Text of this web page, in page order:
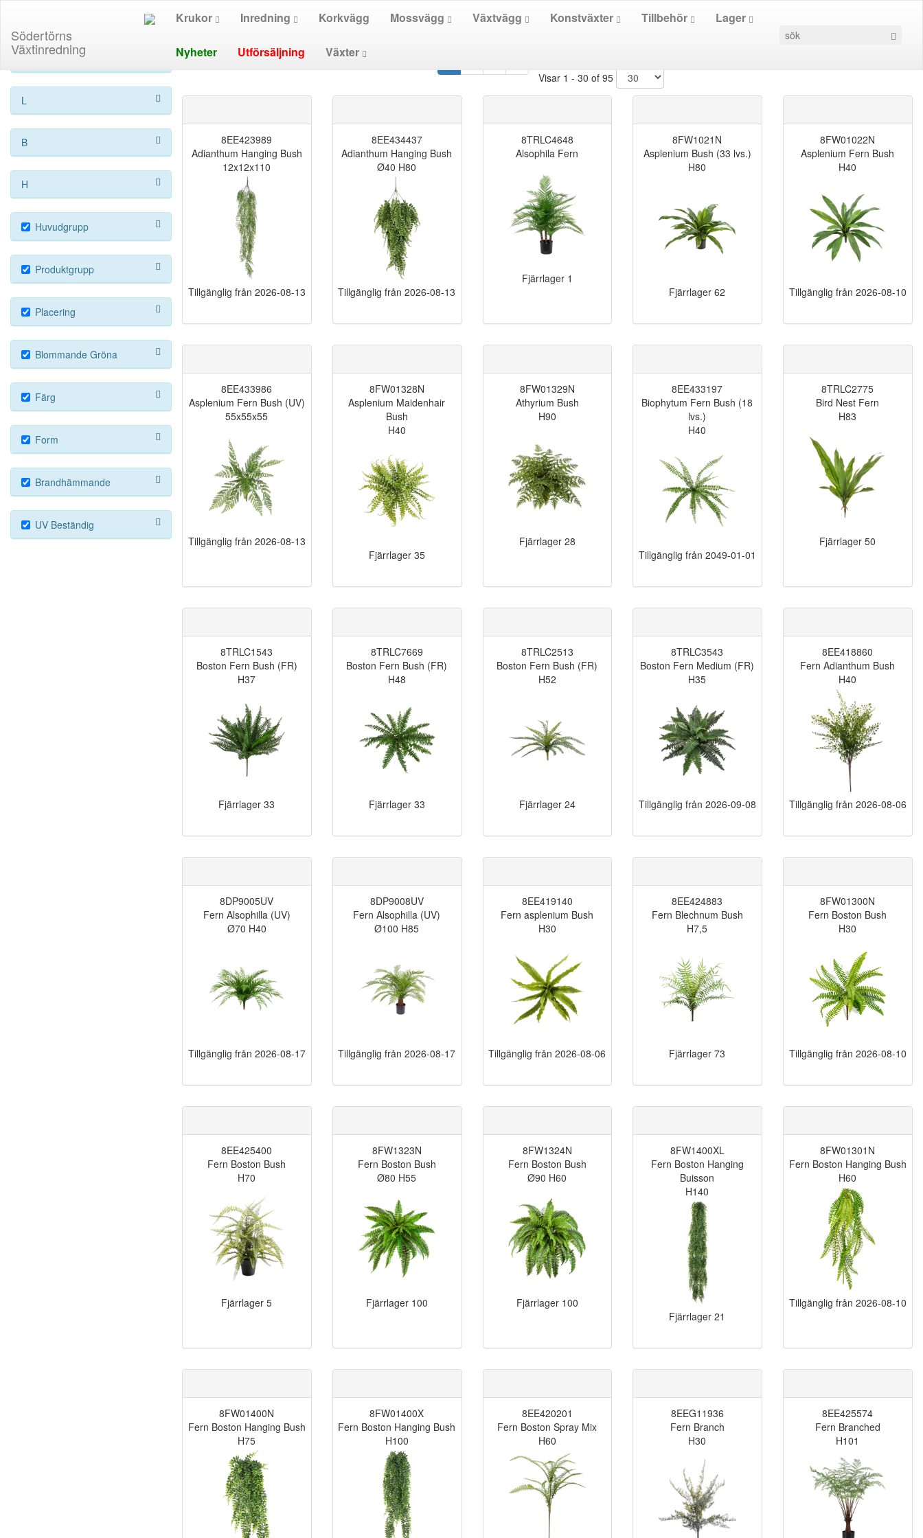
Södertörns
Växtinredning
Krukor Inredning Korkvägg Mossvägg Växtvägg Konstväxter Tillbehör Lager
Nyheter Utförsäljning Växter
Ø
L
B
H
Huvudgrupp
Produktgrupp
Placering
Blommande Gröna
Färg
Form
Brandhämmande
UV Beständig
Visar 1 - 30 of 95
8EE423989
Adianthum Hanging Bush
12x12x110
Tillgänglig från 2026-08-13
8EE434437
Adianthum Hanging Bush
Ø40 H80
Tillgänglig från 2026-08-13
8TRLC4648
Alsophila Fern
Fjärrlager 1
8FW1021N
Asplenium Bush (33 lvs.)
H80
Fjärrlager 62
8FW01022N
Asplenium Fern Bush
H40
Tillgänglig från 2026-08-10
8EE433986
Asplenium Fern Bush (UV)
55x55x55
Tillgänglig från 2026-08-13
8FW01328N
Asplenium Maidenhair
Bush
H40
Fjärrlager 35
8FW01329N
Athyrium Bush
H90
Fjärrlager 28
8EE433197
Biophytum Fern Bush (18
lvs.)
H40
Tillgänglig från 2049-01-01
8TRLC2775
Bird Nest Fern
H83
Fjärrlager 50
8TRLC1543
Boston Fern Bush (FR)
H37
Fjärrlager 33
8TRLC7669
Boston Fern Bush (FR)
H48
Fjärrlager 33
8TRLC2513
Boston Fern Bush (FR)
H52
Fjärrlager 24
8TRLC3543
Boston Fern Medium (FR)
H35
Tillgänglig från 2026-09-08
8EE418860
Fern Adianthum Bush
H40
Tillgänglig från 2026-08-06
8DP9005UV
Fern Alsophilla (UV)
Ø70 H40
Tillgänglig från 2026-08-17
8DP9008UV
Fern Alsophilla (UV)
Ø100 H85
Tillgänglig från 2026-08-17
8EE419140
Fern asplenium Bush
H30
Tillgänglig från 2026-08-06
8EE424883
Fern Blechnum Bush
H7,5
Fjärrlager 73
8FW01300N
Fern Boston Bush
H30
Tillgänglig från 2026-08-10
8EE425400
Fern Boston Bush
H70
Fjärrlager 5
8FW1323N
Fern Boston Bush
Ø80 H55
Fjärrlager 100
8FW1324N
Fern Boston Bush
Ø90 H60
Fjärrlager 100
8FW1400XL
Fern Boston Hanging
Buisson
H140
Fjärrlager 21
8FW01301N
Fern Boston Hanging Bush
H60
Tillgänglig från 2026-08-10
8FW01400N
Fern Boston Hanging Bush
H75
8FW01400X
Fern Boston Hanging Bush
H100
8EE420201
Fern Boston Spray Mix
H60
8EEG11936
Fern Branch
H30
8EE425574
Fern Branched
H101